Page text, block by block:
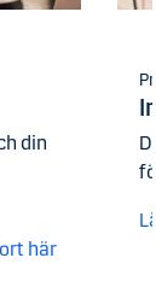
din
här